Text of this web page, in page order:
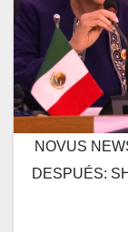
NOVUS
DESPUÉS: